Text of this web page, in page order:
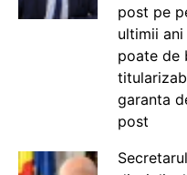
post pe
ultimii
poate de
garanta
post